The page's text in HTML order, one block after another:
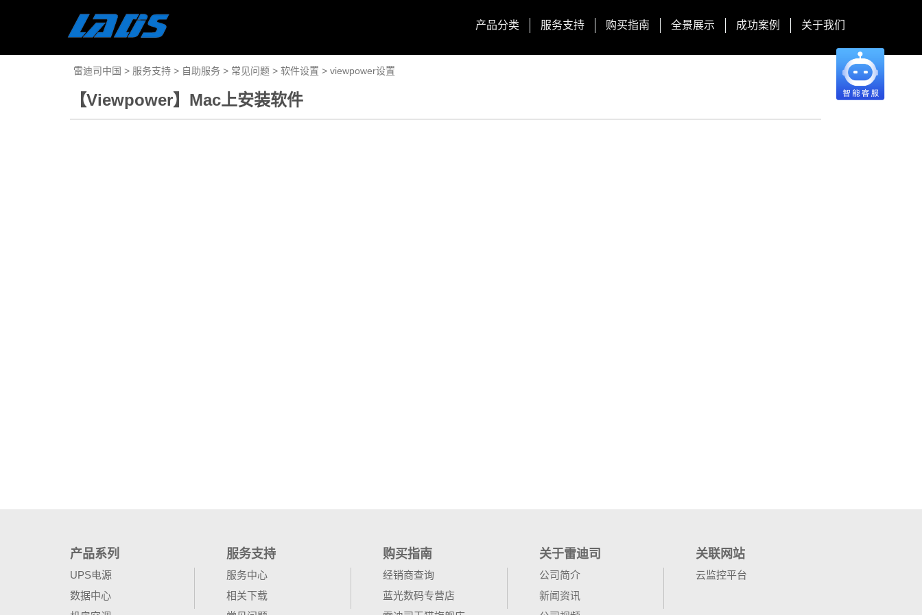
产品分类 服务支持 购买指南 全景展示 成功案例 关于我们
雷迪司中国 > 服务支持 > 自助服务 > 常见问题 > 软件设置 > viewpower设置
【Viewpower】Mac上安装软件
产品系列
UPS电源
数据中心
服务支持
服务中心
相关下载
购买指南
经销商查询
蓝光数码专营店
关于雷迪司
公司简介
新闻资讯
关联网站
云监控平台